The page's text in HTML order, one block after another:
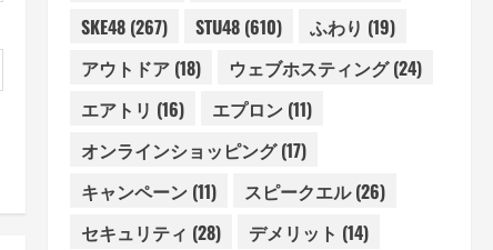
SKE48(267) STU48(610) ふわり (19)
アウトドア(18) ウェブホスティング(24)
エアトリ (16) エプロン(11)
オンラインショッピング(17)
キャンペーン(11) スピークエル(26)
セキュリティ (28) デメリット (14)